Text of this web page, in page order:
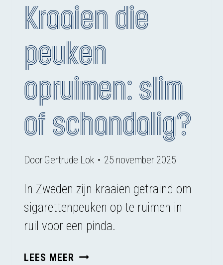
Kraaien die
peuken
opruimen: slim
of schandalig?
DoorGertrude Lok 25 november 2025
In Zweden zijn kraaien getraind om
sigarettenpeuken op te ruimen in
ruil voor een pinda.
LEES MEER KRAAIEN